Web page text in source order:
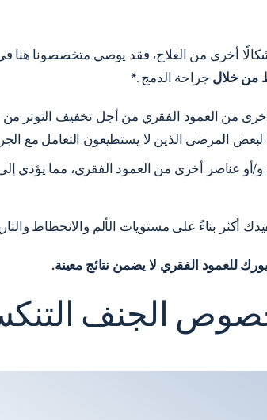
من خلال جراحة الدمج.*
من العمود الفقري من أجل تخفيف التوتر
المرضى الذين لا يستطيعون التعامل مع
أو عناصر أخرى من العمود الفقري، مما
للعمود الفقري لا يضمن نتائج معينة.
الجنف